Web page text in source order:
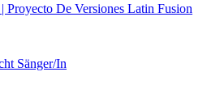
De Versiones Latin Fusion
Sänger/In